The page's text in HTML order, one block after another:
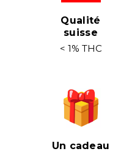
Qualité
suisse
< 1% THC
Un cadeau